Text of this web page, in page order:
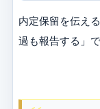
内定保留を伝え
過も報告する」で